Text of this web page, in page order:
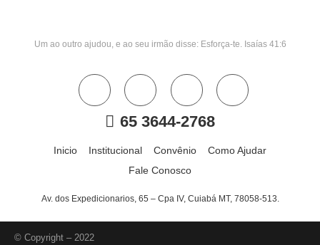
Um ao outro ajudou, e ao seu irmão disse: Esforça-te. Isaías 41:6
65 3644-2768
Inicio Institucional Convênio
Como Ajudar
Fale Conosco
Av. dos Expedicionarios, 65 – Cpa IV, Cuiabá MT, 78058-513.
© Copyright – 2022